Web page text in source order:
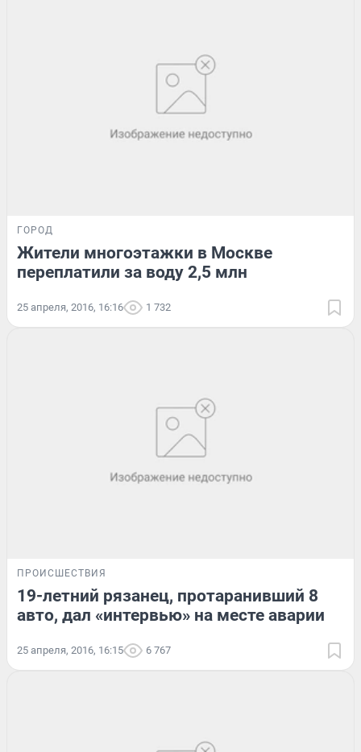
ГОРОД
Жители многоэтажки в Москве
переплатили за воду 2,5 млн
25 апреля, 2016, 16:16 1 732
ПРОИСШЕСТВИЯ
19-летний рязанец, протаранивший 8
авто, дал «интервью» на месте аварии
25 апреля, 2016, 16:15 6 767